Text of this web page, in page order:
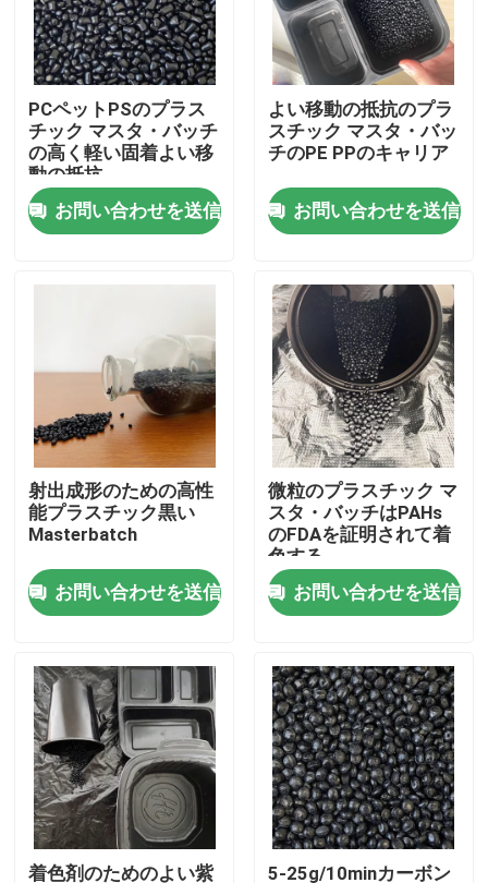
わたしたち に つい て
工場 ツアー
品質管理
連絡 ください
引金 を 求め て ください
プラスチック マスタ・バッチ
プラスチック微粒の原料
PCペットPSのプラス
チック マスタ・バッチ
の高く軽い固着よい移
動の抵抗
お問い合わせを送信
よい移動の抵抗のプラ
スチック マスタ・バッ
チのPE PPのキャリア
お問い合わせを送信
射出成形のための高性
能プラスチック黒い
Masterbatch
お問い合わせを送信
微粒のプラスチック マ
スタ・バッチはPAHs
のFDAを証明されて着
色する
お問い合わせを送信
着色剤のためのよい紫 5-25g/10minカーボン